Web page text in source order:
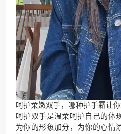
呵护柔嫩双手，哪种护手霜让你
呵护双手是温柔呵护自己的体
为你的形象加分，为你的心情